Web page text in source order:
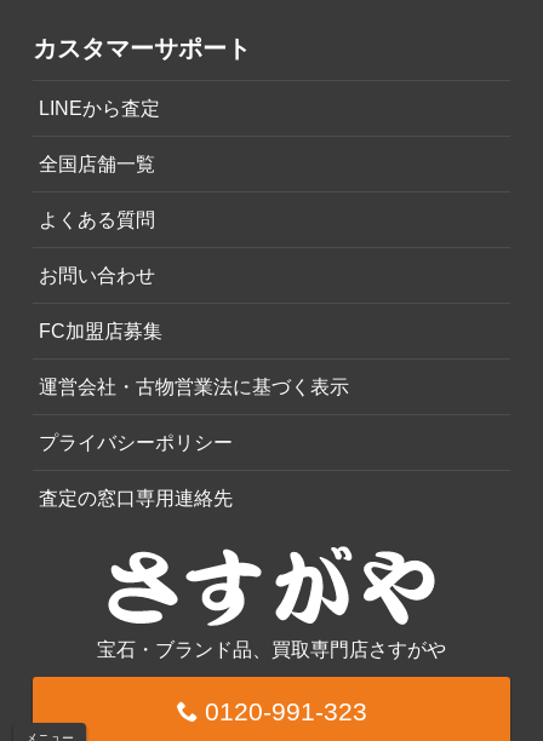
メニュー
カスタマーサポート
LINEから査定
全国店舗一覧
よくある質問
お問い合わせ
FC加盟店募集
運営会社・古物営業法に基づく表示
プライバシーポリシー
査定の窓口専用連絡先
宝石・ブランド品、買取専門店さすがや
0120-991-323